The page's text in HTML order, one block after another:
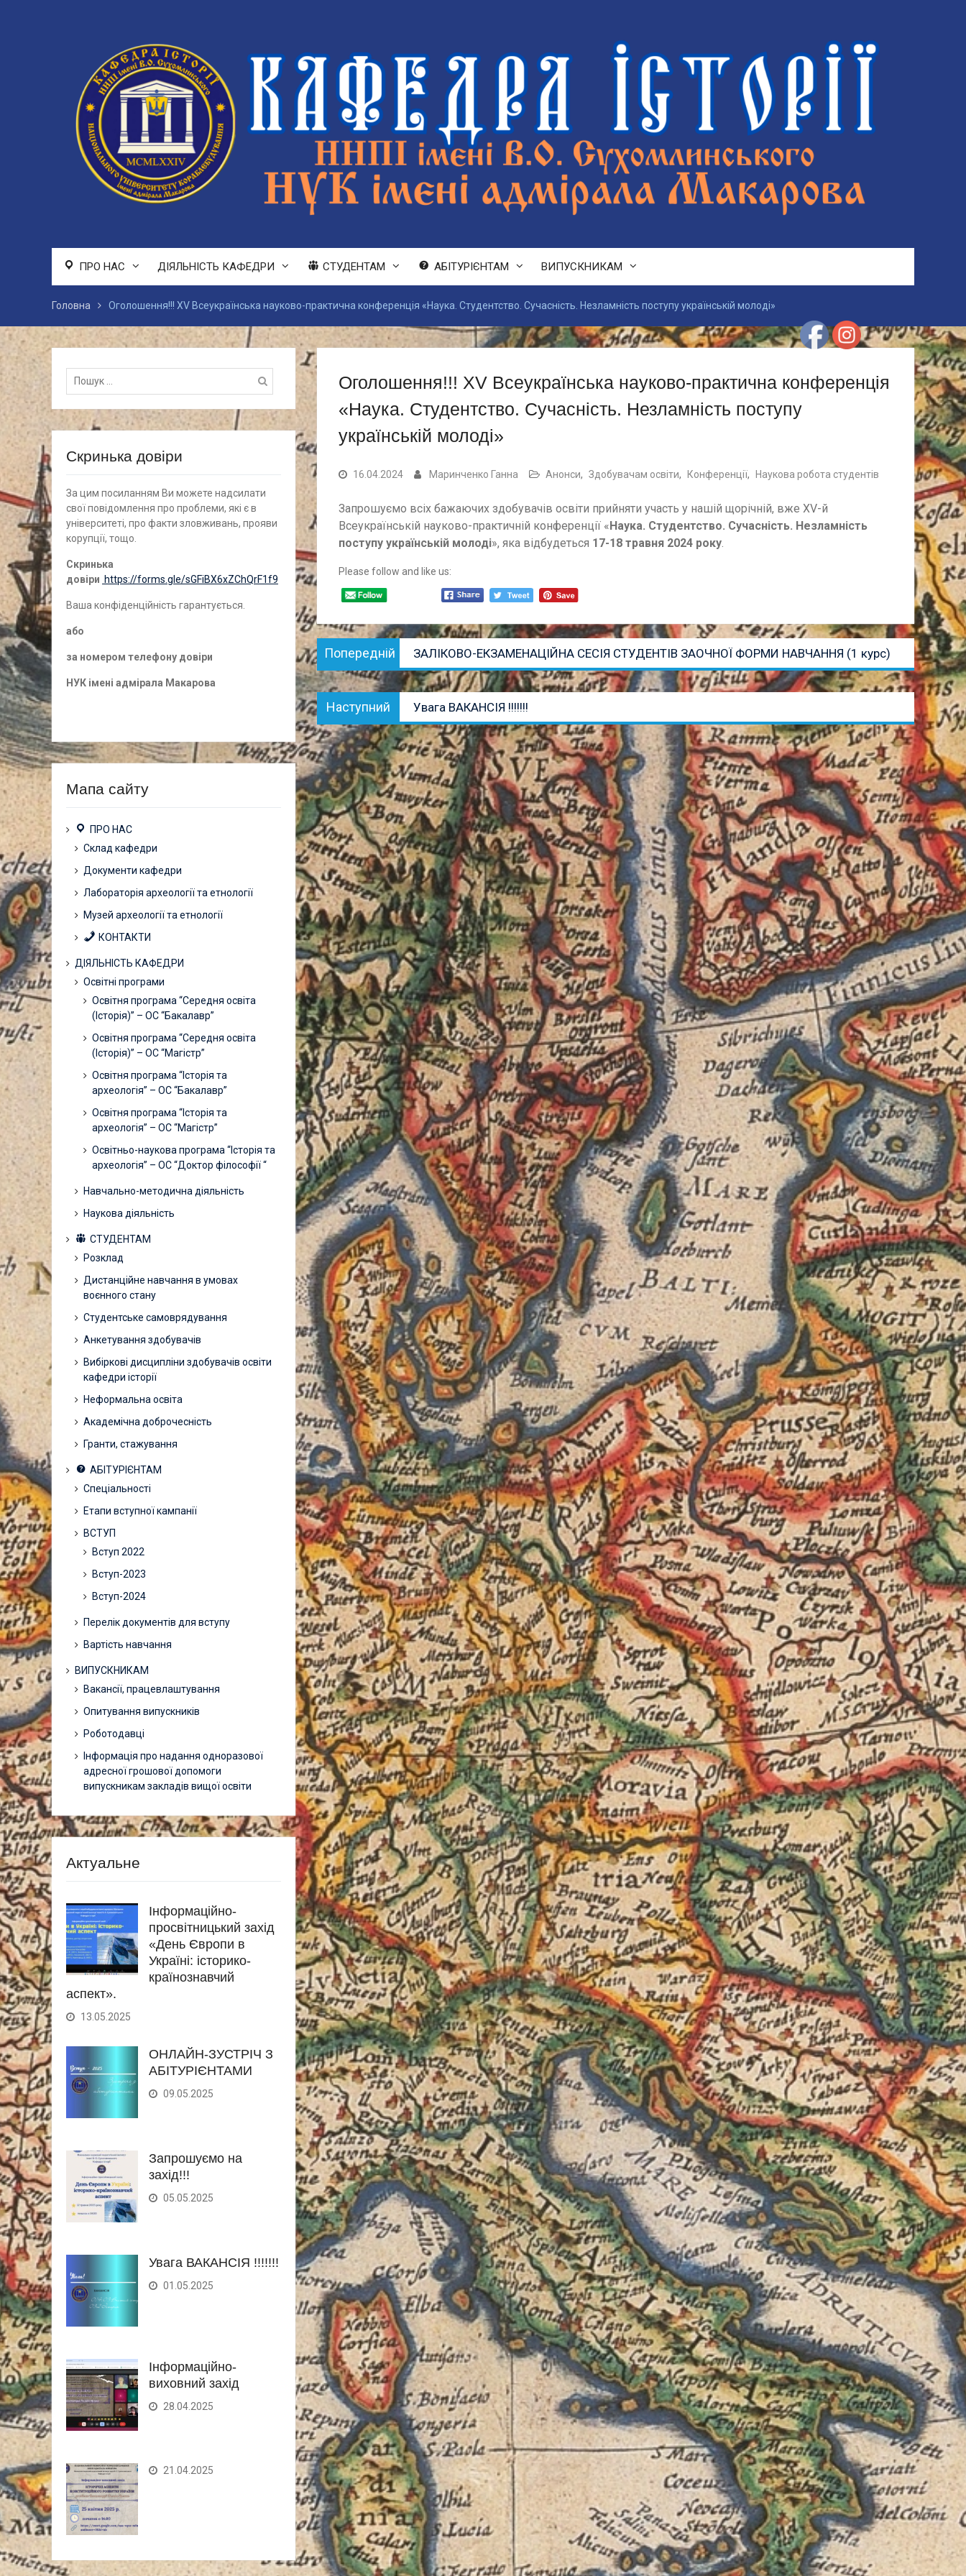
ПРО НАС ДІЯЛЬНІСТЬ КАФЕДРИ СТУДЕНТАМ АБІТУРІЄНТАМ ВИПУСКНИКАМ
Головна Оголошення!!! ХV Всеукраїнська науково-практична конференція «Наука. Студентство. Сучасність. Незламність поступу українській молоді»
Оголошення!!! ХV Всеукраїнська науково-практична конференція
«Наука. Студентство. Сучасність. Незламність поступу
українській молоді»
16.04.2024 Маринченко Ганна Анонси, Здобувачам освіти, Конференції, Наукова робота студентів
Запрошуємо всіх бажаючих здобувачів освіти прийняти участь у нашій щорічній, вже XV-й
Всеукраїнській науково-практичній конференції «Наука. Студентство. Сучасність. Незламність
поступу українській молоді», яка відбудеться 17-18 травня 2024 року
Please follow and like us:
Навігація
записів
Попередній
Попередній
запис:
ЗАЛІКОВО-ЕКЗАМЕНАЦІЙНА СЕСІЯ СТУДЕНТІВ ЗАОЧНОЇ ФОРМИ НАВЧАННЯ (1 курс)
Наступний
Наступний
запис:
Увага ВАКАНСІЯ !!!!!!!
Пошук
для:
Скринька довіри
За цим посиланням Ви можете надсилати
свої повідомлення про проблеми, які є в
університеті, про факти зловживань, прояви
корупції, тощо.
Скринька
довіри https://forms.gle/sGFiBX6xZChQrF1f9
Ваша конфіденційність гарантується.
або
за номером телефону довіри
НУК імені адмірала Макарова
Мапа сайту
ПРО НАС
Склад кафедри
Документи кафедри
Лабораторія археології та етнології
Музей археології та етнології
КОНТАКТИ
ДІЯЛЬНІСТЬ КАФЕДРИ
Освітні програми
Освітня програма “Середня освіта
(Історія)” – ОС “Бакалавр”
Освітня програма “Середня освіта
(Історія)” – ОС “Магістр”
Освітня програма “Історія та
археологія” – ОС “Бакалавр”
Освітня програма “Історія та
археологія” – ОС “Магістр”
Освітньо-наукова програма “Історія та
археологія” – ОС “Доктор філософії “
Навчально-методична діяльність
Наукова діяльність
СТУДЕНТАМ
Розклад
Дистанційне навчання в умовах
воєнного стану
Студентське самоврядування
Анкетування здобувачів
Вибіркові дисципліни здобувачів освіти
кафедри історії
Неформальна освіта
Академічна доброчесність
Гранти, стажування
АБІТУРІЄНТАМ
Спеціальності
Етапи вступної кампанії
ВСТУП
Вступ 2022
Вступ-2023
Вступ-2024
Перелік документів для вступу
Вартість навчання
ВИПУСКНИКАМ
Вакансії, працевлаштування
Опитування випускників
Роботодавці
Інформація про надання одноразової
адресної грошової допомоги
випускникам закладів вищої освіти
Актуальне
Інформаційно-
просвітницький захід
«День Європи в
Україні: історико-
країнознавчий
аспект».
13.05.2025
ОНЛАЙН-ЗУСТРІЧ З
АБІТУРІЄНТАМИ
09.05.2025
Запрошуємо на
захід!!!
05.05.2025
Увага ВАКАНСІЯ !!!!!!!
01.05.2025
Інформаційно-
виховний захід
28.04.2025
21.04.2025